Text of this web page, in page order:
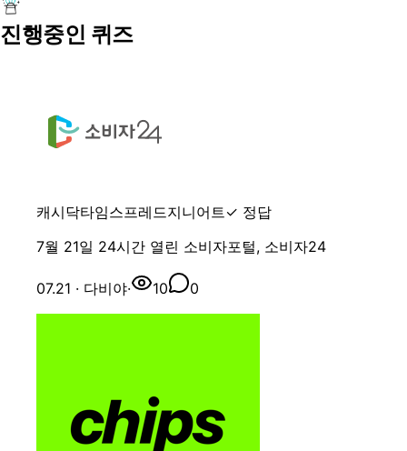
진행중인 퀴즈
캐시닥타임스프레드지니어트✓ 정답
7월 21일 24시간 열린 소비자포털, 소비자24
07.21 · 다비야· 10 0